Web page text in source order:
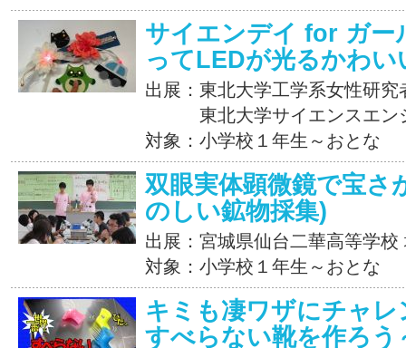
サイエンデイ for ガー
ってLEDが光るかわい
出展：東北大学工学系女性研
東北大学サイエンスエン
対象：小学校１年生～おとな
双眼実体顕微鏡で宝さ
のしい鉱物採集)
出展：宮城県仙台二華高等学校
対象：小学校１年生～おとな
キミも凄ワザにチャ
すべらない靴を作ろう